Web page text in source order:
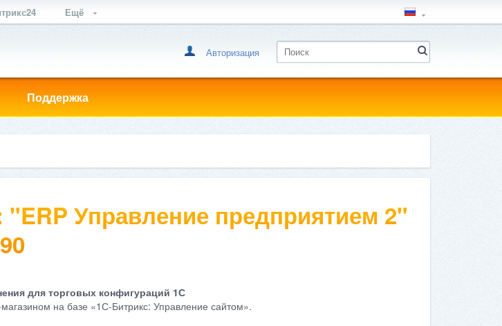
Ещё
Авторизация
Поддержка
Управление предприятием 2"
для торговых конфигураций 1С
на базе «1С-Битрикс: Управление сайтом».